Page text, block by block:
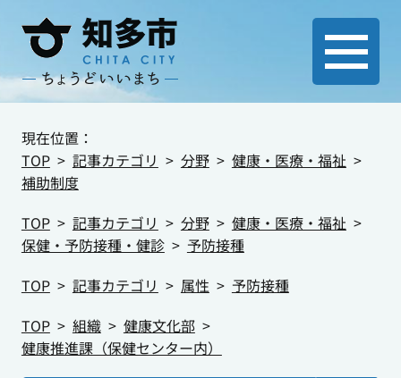
現在位置：
TOP
記事カテゴリ 分野
健康・医療・福祉
補助制度
TOP
記事カテゴリ 分野
健康・医療・福祉
保健・予防接種・健診
予防接種
TOP
記事カテゴリ 属性
予防接種
TOP
組織
健康文化部
健康推進課（保健センター内）